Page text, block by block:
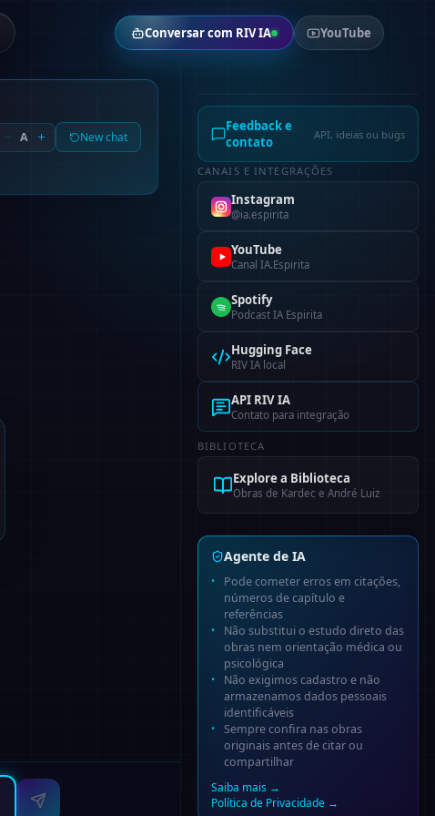
Conversar com RIV IA YouTube
A New chat
Feedback e
contato
API, ideias ou bugs
CANAIS E INTEGRAÇÕES
Instagram
@ia.espirita
YouTube
Canal IA.Espirita
Spotify
Podcast IA Espirita
Hugging Face
RIV IA local
API RIV IA
Contato para integração
BIBLIOTECA
Explore a Biblioteca
Obras de Kardec e André Luiz
Agente de IA
Pode cometer erros em citações,
números de capítulo e
referências
Não substitui o estudo direto das
obras nem orientação médica ou
psicológica
Não exigimos cadastro e não
armazenamos dados pessoais
identificáveis
Sempre confira nas obras
originais antes de citar ou
compartilhar
Saiba mais →
Política de Privacidade →